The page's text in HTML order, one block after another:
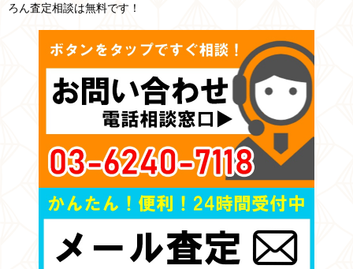
ろん査定相談は無料です！